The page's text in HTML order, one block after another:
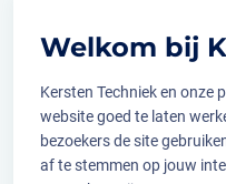
Welkom bij
Kersten Techniek en onze
website goed te laten
bezoekers de site
af te stemmen op jouw
Archimedesweg 2
Volg ons op